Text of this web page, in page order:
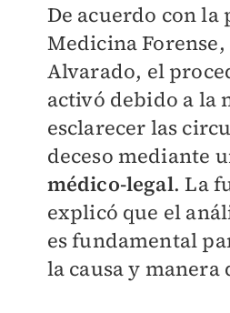
De acuerdo con la
Medicina Forense,
Alvarado, el
activó debido a la
esclarecer las
deceso mediante
médico-legal. La
explicó que el
es fundamental
la causa y manera